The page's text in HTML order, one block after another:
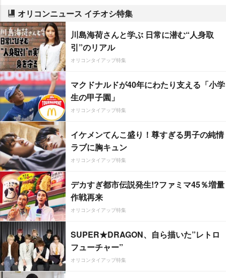
オリコンニュース イチオシ特集
川島海荷さんと学ぶ 日常に潜む“人身取
引”のリアル
オリコンタイアップ特集
マクドナルドが40年にわたり支える「小学
生の甲子園」
オリコンタイアップ特集
イケメンてんこ盛り！尊すぎる男子の純情
ラブに胸キュン
オリコンタイアップ特集
デカすぎ都市伝説発生!?ファミマ45％増量
作戦再来
オリコンタイアップ特集
SUPER★DRAGON、自ら描いた”レトロ
フューチャー”
オリコンタイアップ特集